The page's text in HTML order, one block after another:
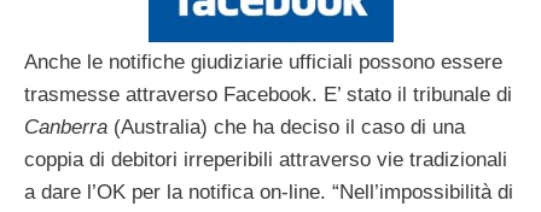
Anche le notifiche giudiziarie ufficiali possono essere
trasmesse attraverso Facebook. E’ stato il tribunale di
Canberra (Australia) che ha deciso il caso di una
coppia di debitori irreperibili attraverso vie tradizionali
a dare l’OK per la notifica on-line. “Nell’impossibilità di